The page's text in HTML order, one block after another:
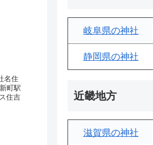
名住
町駅
住吉
岐阜県の神社
静岡県の神社
近畿地方
滋賀県の神社